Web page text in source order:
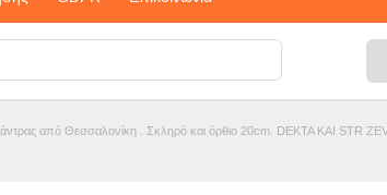
από Θεσσαλονίκη . Σκληρό και όρθιο 20cm. DEKTA KAI